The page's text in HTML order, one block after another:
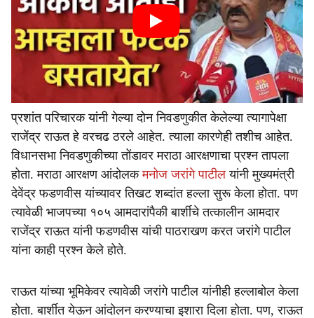
प्रशांत परिचारक यांनी गेल्या दोन निवडणुकीत केलेल्या त्यागापेक्षा
राजेंद्र राऊत हे वरचढ ठरले आहेत. त्याला कारणेही तशीच आहेत.
विधानसभा निवडणुकीच्या तोंडावर मराठा आरक्षणाचा प्रश्न तापला
होता. मराठा आरक्षण आंदोलकमनोज जरांगे पाटील यांनी मुख्यमंत्री
देवेंद्र फडणवीस यांच्यावर तिखट शब्दांत हल्ला सुरू केला होता. पण
त्यावेळी भाजपच्या १०५ आमदारांपैकी बार्शीचे तत्कालीन आमदार
राजेंद्र राऊत यांनी फडणवीस यांची पाठराखण करत जरांगे पाटील
यांना काही प्रश्न केले होते.
राऊत यांच्या भूमिकेवर त्यावेळी जरांगे पाटील यांनीही हल्लाबोल केला
होता. बार्शीत येऊन आंदोलन करण्याचा इशारा दिला होता. पण, राऊत